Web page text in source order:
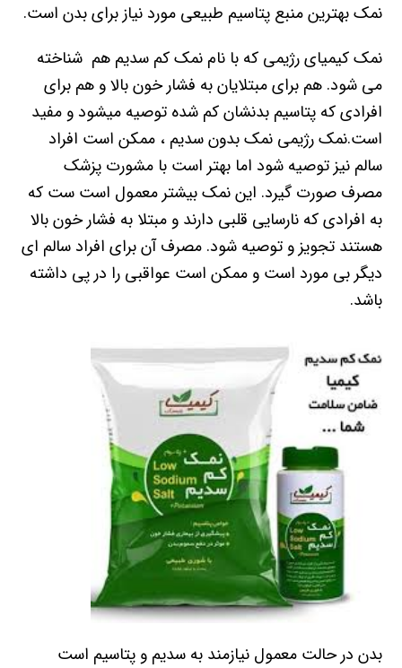
نمک بهترین منبع پتاسیم طبیعی مورد نیاز برای بدن است.
نمک کیمیای رژیمی که با نام نمک کم سدیم هم شناخته
می شود. هم برای مبتلایان به فشار خون بالا و هم برای
افرادی که پتاسیم بدنشان کم شده توصیه میشود و مفید
است.نمک رژیمی نمک بدون سدیم ، ممکن است افراد
سالم نیز توصیه شود اما بهتر است با مشورت پزشک
مصرف صورت گیرد. این نمک بیشتر معمول است ست که
به افرادی که نارسایی قلبی دارند و مبتلا به فشار خون بالا
هستند تجویز و توصیه شود. مصرف آن برای افراد سالم ای
دیگر بی مورد است و ممکن است عواقبی را در پی داشته
باشد.
بدن در حالت معمول نیازمند به سدیم و پتاسیم است